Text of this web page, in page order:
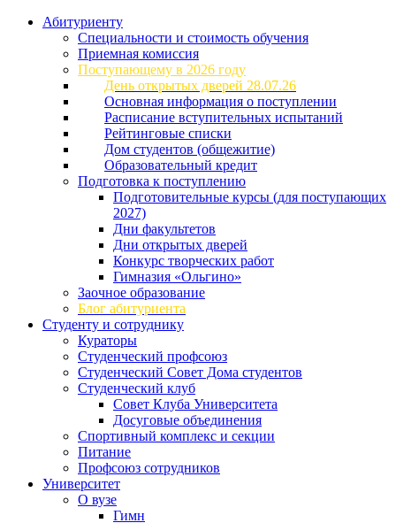
Абитуриенту
Специальности и стоимость обучения
Приемная комиссия
Поступающему в 2026 году
День открытых дверей 28.07.26
Основная информация о поступлении
Расписание вступительных испытаний
Рейтинговые списки
Дом студентов (общежитие)
Образовательный кредит
Подготовка к поступлению
Подготовительные курсы (для поступающих
2027)
Дни факультетов
Дни открытых дверей
Конкурс творческих работ
Гимназия «Ольгино»
Заочное образование
Блог абитуриента
Студенту и сотруднику
Кураторы
Студенческий профсоюз
Студенческий Совет Дома студентов
Студенческий клуб
Совет Клуба Университета
Досуговые объединения
Спортивный комплекс и секции
Питание
Профсоюз сотрудников
Университет
О вузе
Гимн